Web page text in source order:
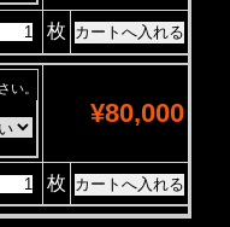
枚
い。
¥80,000
枚